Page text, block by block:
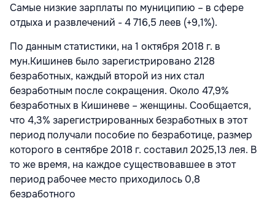
Самые низкие зарплаты по муниципию – в сфере
отдыха и развлечений - 4 716,5 леев (+9,1%).
По данным статистики, на 1 октября 2018 г. в
мун.Кишинев было зарегистрировано 2128
безработных, каждый второй из них стал
безработным после сокращения. Около 47,9%
безработных в Кишиневе – женщины. Сообщается,
что 4,3% зарегистрированных безработных в этот
период получали пособие по безработице, размер
которого в сентябре 2018 г. составил 2025,13 лея. В
то же время, на каждое существовавшее в этот
период рабочее место приходилось 0,8
безработного